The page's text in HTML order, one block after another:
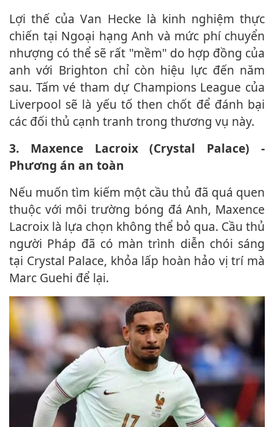
Lợi thế của Van Hecke là kinh nghiệm thực
chiến tại Ngoại hạng Anh và mức phí chuyển
nhượng có thể sẽ rất "mềm" do hợp đồng của
anh với Brighton chỉ còn hiệu lực đến năm
sau. Tấm vé tham dự Champions League của
Liverpool sẽ là yếu tố then chốt để đánh bại
các đối thủ cạnh tranh trong thương vụ này.
3. Maxence Lacroix (Crystal Palace) -
Phương án an toàn
Nếu muốn tìm kiếm một cầu thủ đã quá quen
thuộc với môi trường bóng đá Anh, Maxence
Lacroix là lựa chọn không thể bỏ qua. Cầu thủ
người Pháp đã có màn trình diễn chói sáng
tại Crystal Palace, khỏa lấp hoàn hảo vị trí mà
Marc Guehi để lại.